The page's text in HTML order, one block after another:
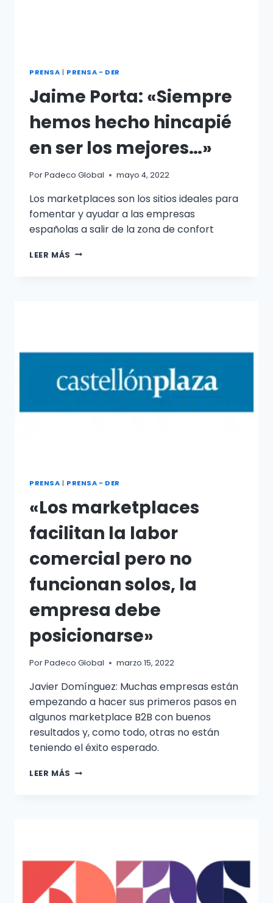
PRENSA | PRENSA - DER
Jaime Porta: «Siempre
hemos hecho hincapié
en ser los mejores…»
PorPadeco Global mayo 4, 2022
Los marketplaces son los sitios ideales para
fomentar y ayudar a las empresas
españolas a salir de la zona de confort
LEER MÁS
PRENSA | PRENSA - DER
«Los marketplaces
facilitan la labor
comercial pero no
funcionan solos, la
empresa debe
posicionarse»
PorPadeco Global marzo 15, 2022
Javier Domínguez: Muchas empresas están
empezando a hacer sus primeros pasos en
algunos marketplace B2B con buenos
resultados y, como todo, otras no están
teniendo el éxito esperado.
LEER MÁS